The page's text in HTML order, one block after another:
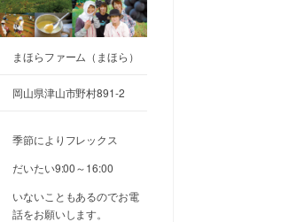
まほらファーム（まほら）
岡山県津山市野村891-2
季節によりフレックス
だいたい9:00～16:00
いないこともあるのでお電
話をお願いします。